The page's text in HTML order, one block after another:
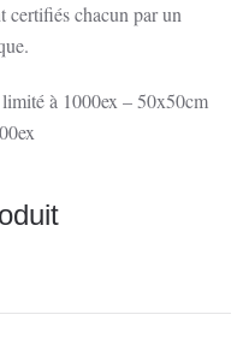
certifiés chacun par un
à 1000ex – 50x50cm